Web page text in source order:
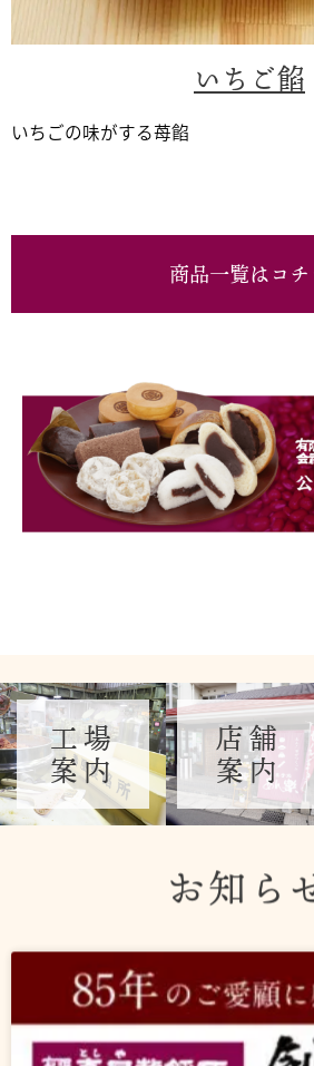
いちご餡
いちごの味がする苺餡
商品一覧はコチ
工場
案内
店舗
案内
お知ら
ー
ジ
ー
ジ